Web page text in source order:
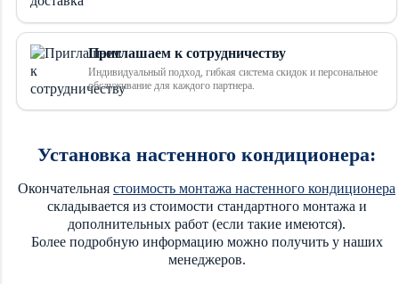
Приглашаем к сотрудничеству
Индивидуальный подход, гибкая система скидок и персональное
обслуживание для каждого партнера.
Установка настенного кондиционера:
Окончательная стоимость монтажа настенного кондиционера
складывается из стоимости стандартного монтажа и
дополнительных работ (если такие имеются).
Более подробную информацию можно получить у наших
менеджеров.